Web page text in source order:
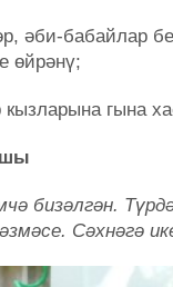
әби-бабайлар
өйрәнү;
кызларына гына
бизәлгән.
Сәхнәгә